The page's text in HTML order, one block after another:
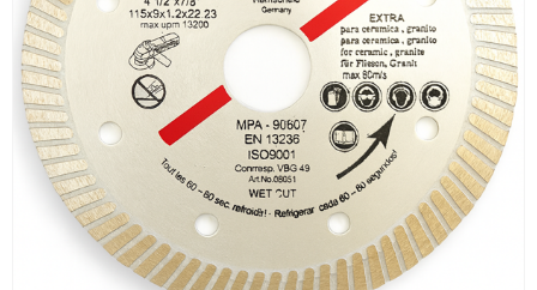
Entrar / Registar